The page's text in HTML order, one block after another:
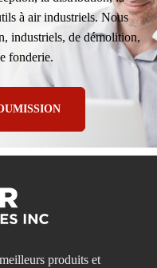
à air industriels. Nous
industriels, de démolition,
fonderie.
produits et